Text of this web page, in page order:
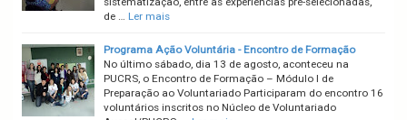
de … Ler mais
Programa Ação Voluntária - Encontro de Formação
No último sábado, dia 13 de agosto, aconteceu na
PUCRS, o Encontro de Formação – Módulo I de
Preparação ao Voluntariado Participaram do encontro 16
voluntários inscritos no Núcleo de Voluntariado